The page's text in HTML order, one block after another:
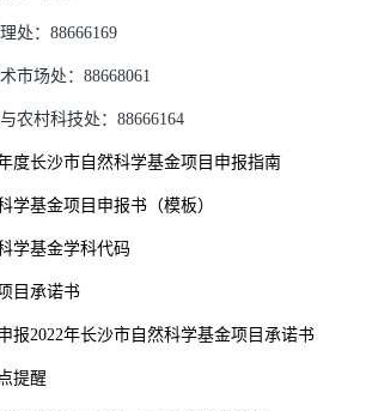
处： 88666169
市场处： 88668061
农村科技处： 88666164
度长沙市自然科学基金项目申报指南
学基金项目申报书（模板）
学基金学科代码
目承诺书
报2022年长沙市自然科学基金项目承诺书
提醒